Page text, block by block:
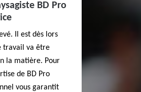
BD Pro
Il est dès lors
travail va être
la matière. Pour
de BD Pro
vous garantit